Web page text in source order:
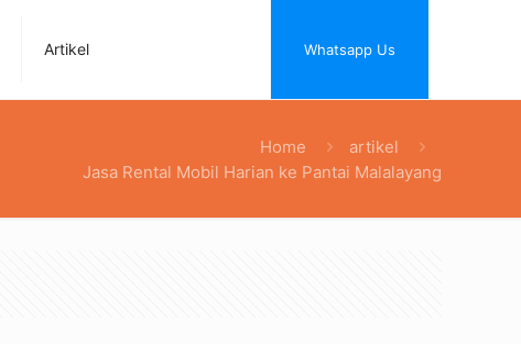
Artikel Whatsapp Us
Home
artikel
Jasa Rental Mobil Harian ke Pantai Malalayang